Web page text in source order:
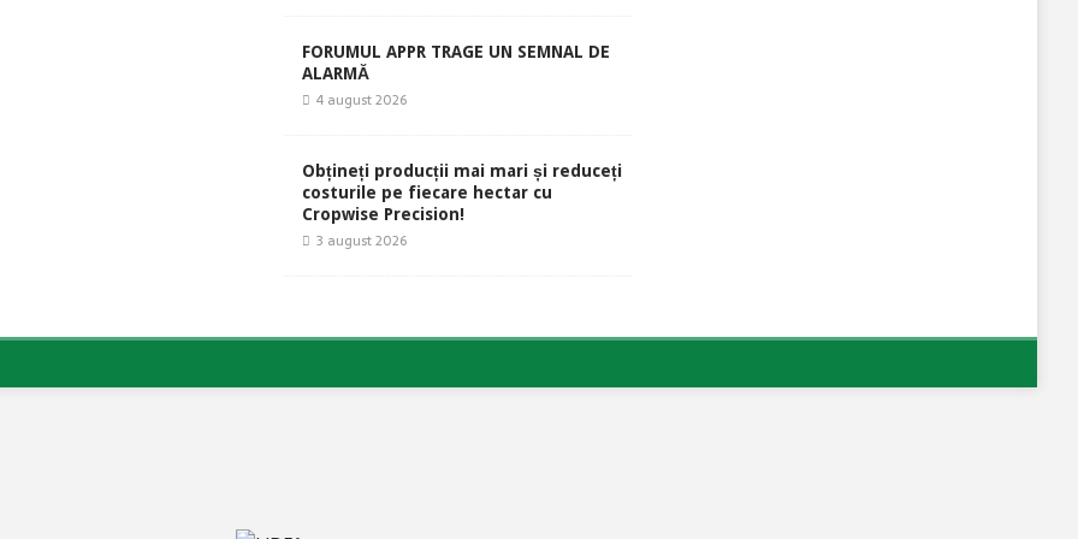
FORUMUL APPR TRAGE UN SEMNAL DE
ALARMĂ
4 august 2026
Obțineți producții mai mari și reduceți
costurile pe fiecare hectar cu
Cropwise Precision!
3 august 2026